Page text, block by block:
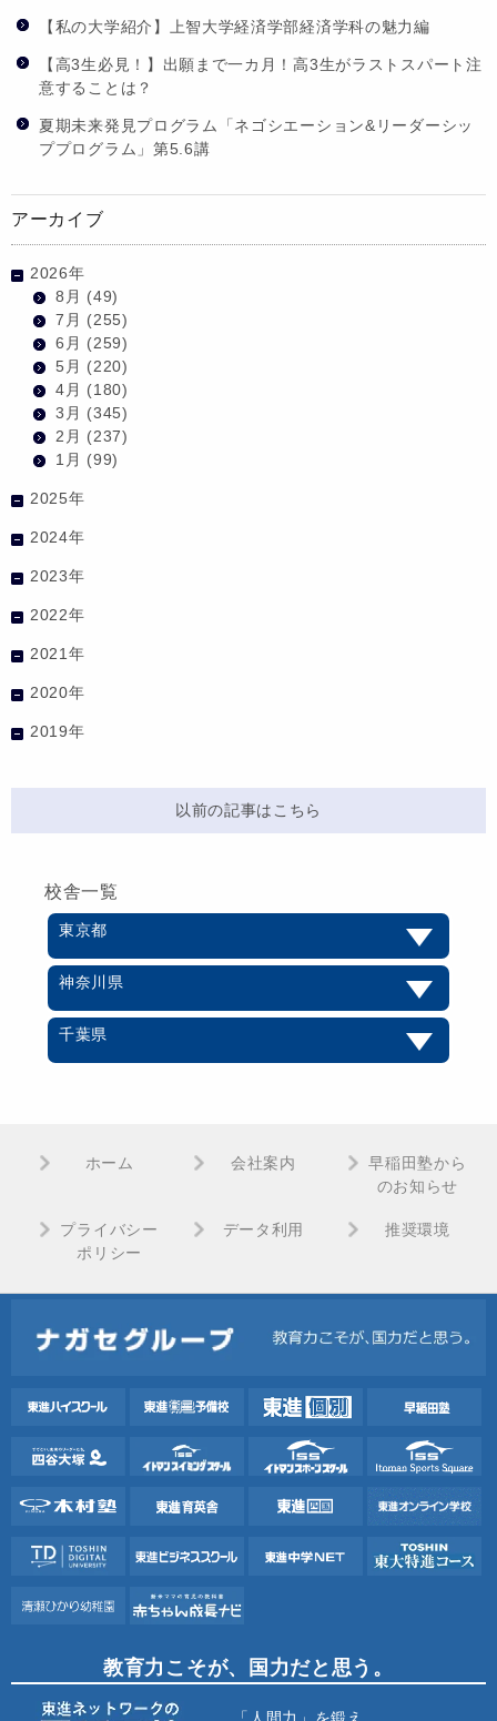
【私の大学紹介】上智大学経済学部経済学科の魅力編
【高3生必見！】出願まで一カ月！高3生がラストスパート注
意することは？
夏期未来発見プログラム「ネゴシエーション&リーダーシッ
ププログラム」第5.6講
アーカイブ
2026年
8月 (49)
7月 (255)
6月 (259)
5月 (220)
4月 (180)
3月 (345)
2月 (237)
1月 (99)
2025年
2024年
2023年
2022年
2021年
2020年
2019年
以前の記事はこちら
校舎一覧
東京都
神奈川県
千葉県
ホーム 会社案内
早稲田塾から
のお知らせ
プライバシー
ポリシー
データ利用 推奨環境
教育力こそが、国力だと思う。